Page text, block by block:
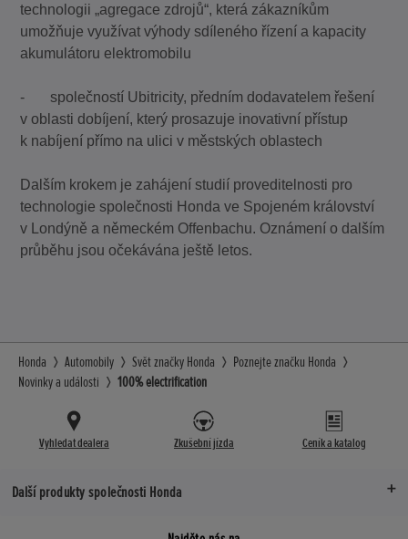
technologii „agregace zdrojů“, která zákazníkům
umožňuje využívat výhody sdíleného řízení a kapacity
akumulátoru elektromobilu
- společností Ubitricity, předním dodavatelem řešení
v oblasti dobíjení, který prosazuje inovativní přístup
k nabíjení přímo na ulici v městských oblastech
Dalším krokem je zahájení studií proveditelnosti pro
technologie společnosti Honda ve Spojeném království
v Londýně a německém Offenbachu. Oznámení o dalším
průběhu jsou očekávána ještě letos.
Honda Automobily Svět značky Honda
Poznejte značku Honda
Novinky a události
100% electrification
Vyhledat dealera Zkušební jízda Ceník a katalog
Další produkty společnosti Honda